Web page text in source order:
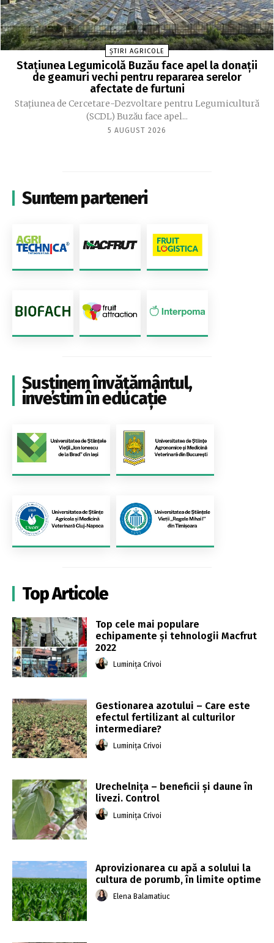
ȘTIRI AGRICOLE
Stațiunea Legumicolă Buzău face apel la donații
de geamuri vechi pentru repararea serelor
afectate de furtuni
Stațiunea de Cercetare-Dezvoltare pentru Legumicultură
(SCDL) Buzău face apel...
5 AUGUST 2026
Suntem parteneri
Susținem învățământul,
investim în educație
Top Articole
Top cele mai populare
echipamente și tehnologii Macfrut
2022
Luminița Crivoi
Gestionarea azotului – Care este
efectul fertilizant al culturilor
intermediare?
Luminița Crivoi
Urechelnița – beneficii și daune în
livezi. Control
Luminița Crivoi
Aprovizionarea cu apă a solului la
cultura de porumb, în limite optime
Elena Balamatiuc